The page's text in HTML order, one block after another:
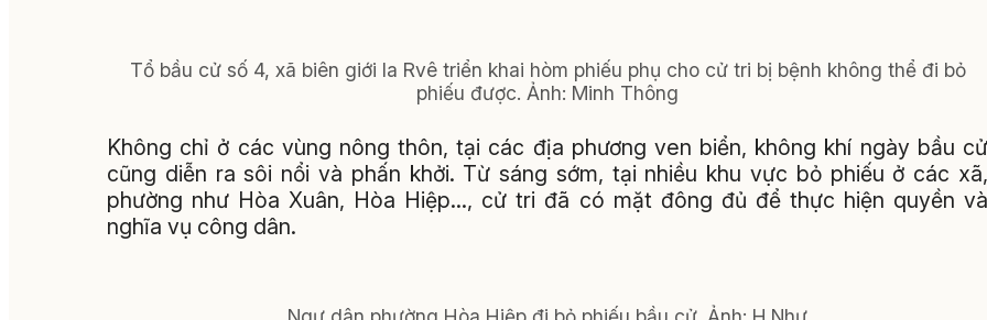
Tổ bầu cử số 4, xã biên giới Ia Rvê triển khai hòm phiếu phụ cho cử tri bị bệnh không thể đi bỏ
phiếu được. Ảnh: Minh Thông
Không chỉ ở các vùng nông thôn, tại các địa phương ven biển, không khí ngày bầu cử
cũng diễn ra sôi nổi và phấn khởi. Từ sáng sớm, tại nhiều khu vực bỏ phiếu ở các xã,
phường như Hòa Xuân, Hòa Hiệp…, cử tri đã có mặt đông đủ để thực hiện quyền và
nghĩa vụ công dân.